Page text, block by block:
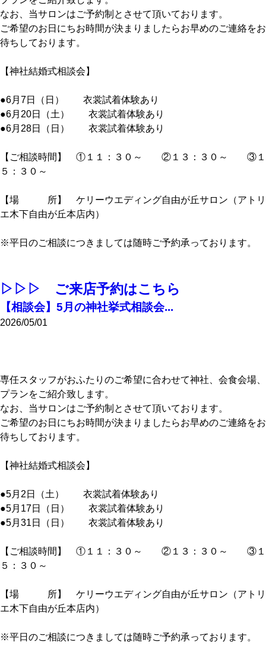
なお、当サロンはご予約制とさせて頂いております。
ご希望のお日にちお時間が決まりましたらお早めのご連絡をお
待ちしております。
【神社結婚式相談会】
●6月7日（日） 衣裳試着体験あり
●6月20日（土） 衣裳試着体験あり
●6月28日（日） 衣裳試着体験あり
【ご相談時間】 ①１１：３０～ ②１３：３０～ ③１
５：３０～
【場 所】 ケリーウエディング自由が丘サロン（アトリ
エ木下自由が丘本店内）
※平日のご相談につきましては随時ご予約承っております。
▷▷▷ ご来店予約はこちら
【相談会】5月の神社挙式相談会...
2026/05/01
専任スタッフがおふたりのご希望に合わせて神社、会食会場、
プランをご紹介致します。
なお、当サロンはご予約制とさせて頂いております。
ご希望のお日にちお時間が決まりましたらお早めのご連絡をお
待ちしております。
【神社結婚式相談会】
●5月2日（土） 衣裳試着体験あり
●5月17日（日） 衣裳試着体験あり
●5月31日（日） 衣裳試着体験あり
【ご相談時間】 ①１１：３０～ ②１３：３０～ ③１
５：３０～
【場 所】 ケリーウエディング自由が丘サロン（アトリ
エ木下自由が丘本店内）
※平日のご相談につきましては随時ご予約承っております。